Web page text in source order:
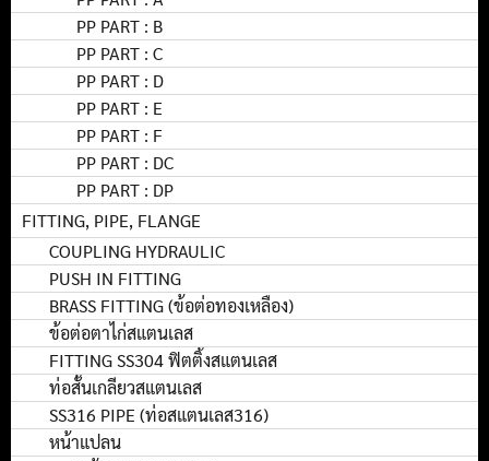
PP PART : B
PP PART : C
PP PART : D
PP PART : E
PP PART : F
PP PART : DC
PP PART : DP
FITTING, PIPE, FLANGE
COUPLING HYDRAULIC
PUSH IN FITTING
BRASS FITTING (ข้อต่อทองเหลือง)
ข้อต่อตาไก่สแตนเลส
FITTING SS304 ฟิตติ้งสแตนเลส
ท่อสั้นเกลียวสแตนเลส
SS316 PIPE (ท่อสแตนเลส316)
หน้าแปลน